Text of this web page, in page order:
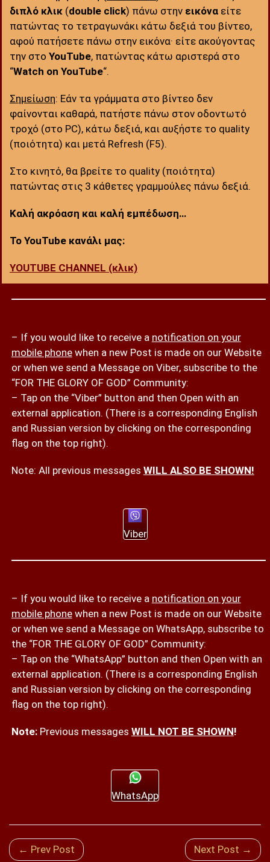
διπλό κλικ (double click) πάνω στην εικόνα είτε
πατώντας το τετραγωνάκι κάτω δεξιά του βίντεο,
αφού πατήσετε πάνω στην εικόνα· είτε ακούγοντας
την στο YouTube, πατώντας κάτω αριστερά στο
“Watch on YouTube“.
Σημείωση: Εάν τα γράμματα στο βίντεο δεν
φαίνονται καθαρά, πατήστε πάνω στον οδοντωτό
τροχό (στο PC), κάτω δεξιά, και αυξήστε το quality
(ποιότητα) και μετά Refresh (F5).
Στο κινητό, θα βρείτε το quality (ποιότητα)
πατώντας στις 3 κάθετες γραμμούλες πάνω δεξιά.
Καλή ακρόαση και καλή εμπέδωση…
Το YouTube κανάλι μας:
YOUTUBE CHANNEL (κλικ)
– If you would like to receive a notification on your
mobile phonewhen a new Post is made on our Website
or when we send a Message on Viber, subscribe to the
“FOR THE GLORY OF GOD” Community:
– Tap on the “Viber” button and then Open with an
external application. (There is a corresponding English
and Russian version by clicking on the corresponding
flag on the top right).
Note: All previous messages WILL ALSO BE SHOWN!
Viber
– If you would like to receive a notification on your
mobile phonewhen a new Post is made on our Website
or when we send a Message on WhatsApp, subscribe to
the “FOR THE GLORY OF GOD” Community:
– Tap on the “WhatsApp” button and then Open with an
external application. (There is a corresponding English
and Russian version by clicking on the corresponding
flag on the top right).
Note:Previous messages WILL NOT BE SHOWN!
WhatsApp
← Prev Post Next Post →